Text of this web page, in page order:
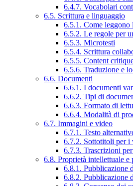
6.4.7. Vocabolari
6.5. Scrittura e linguaggio
6.5.1. Come leggono
6.5.2. Le regole per
6.5.3. Microtesti
6.5.4. Scrittura
6.5.5. Content
6.5.6. Traduzione e
6.6. Documenti
6.6.1. I documenti
6.6.2. Tipi di
6.6.3. Formato di
6.6.4. Modalità di
6.7. Immagini e video
6.7.1. Testo
6.7.2. Sottotitoli per i
6.7.3. Trascrizioni
6.8. Proprietà intellettuale e
6.8.1. Pubblicazione
6.8.2. Pubblicazione